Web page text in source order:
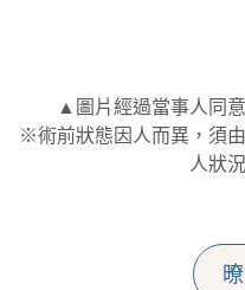
▲圖片經過當事人同
※術前狀態因人而異，須
人狀